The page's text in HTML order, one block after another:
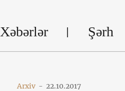
Xəbərlər Şərh
Arxiv - 22.10.2017